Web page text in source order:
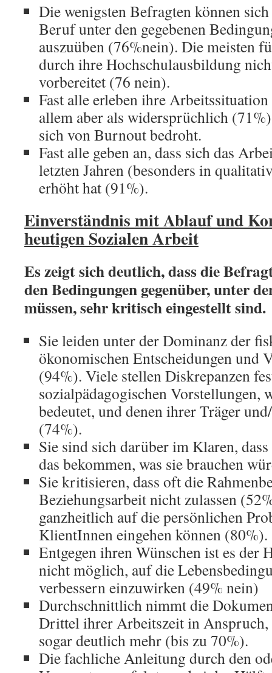
Die wenigsten Befragten können
Beruf unter den gegebenen
auszuüben (76%nein). Die meisten
durch ihre Hochschulausbildung
vorbereitet (76 nein).
Fast alle erleben ihre
allem aber als widersprüchlich
sich von Burnout bedroht.
Fast alle geben an, dass sich das
letzten Jahren (besonders in
erhöht hat (91%).
Einverständnis mit Ablauf und
heutigen Sozialen Arbeit
Es zeigt sich deutlich, dass die
den Bedingungen gegenüber, unter
müssen, sehr kritisch eingestellt sind.
Sie leiden unter der Dominanz der
ökonomischen Entscheidungen und
(94%). Viele stellen Diskrepanzen
sozialpädagogischen
bedeutet, und denen ihrer Träger
(74%).
Sie sind sich darüber im Klaren,
das bekommen, was sie brauchen
Sie kritisieren, dass oft die
Beziehungsarbeit nicht zulassen
ganzheitlich auf die persönlichen
KlientInnen eingehen können (80%).
Entgegen ihren Wünschen ist es der
nicht möglich, auf die
verbessern einzuwirken (49% nein)
Durchschnittlich nimmt die
Drittel ihrer Arbeitszeit in Anspruch,
sogar deutlich mehr (bis zu 70%).
Die fachliche Anleitung durch den